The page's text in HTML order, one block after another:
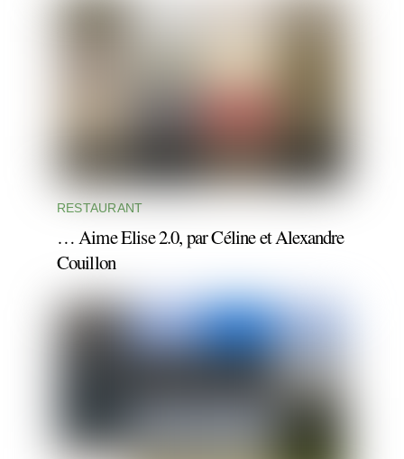
RESTAURANT
… Aime Elise 2.0, par Céline et Alexandre
Couillon